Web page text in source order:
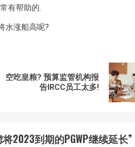
有帮助的.
水涨船高呢?
Previous
Next
空吃皇粮? 预算监管机构报
告IRCC员工太多!
2023到期的PGWP继续延长”